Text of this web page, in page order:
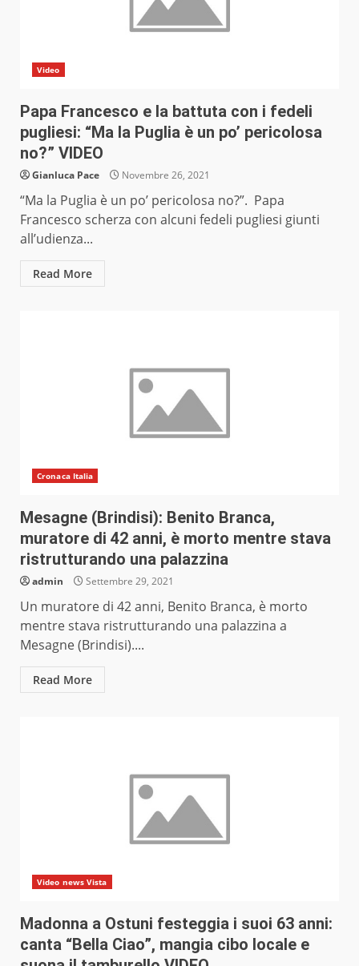
Video
Papa Francesco e la battuta con i fedeli
pugliesi: “Ma la Puglia è un po’ pericolosa
no?” VIDEO
Gianluca Pace Novembre 26, 2021
“Ma la Puglia è un po’ pericolosa no?”. Papa
Francesco scherza con alcuni fedeli pugliesi giunti
all’udienza...
Read More
Cronaca Italia
Mesagne (Brindisi): Benito Branca,
muratore di 42 anni, è morto mentre stava
ristrutturando una palazzina
admin Settembre 29, 2021
Un muratore di 42 anni, Benito Branca, è morto
mentre stava ristrutturando una palazzina a
Mesagne (Brindisi)....
Read More
Video news Vista
Madonna a Ostuni festeggia i suoi 63 anni:
canta “Bella Ciao”, mangia cibo locale e